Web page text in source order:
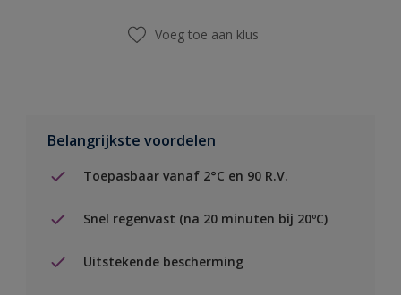
Voeg toe aan klus
Belangrijkste voordelen
Toepasbaar vanaf 2°C en 90 R.V.
Snel regenvast (na 20 minuten bij 20ºC)
Uitstekende bescherming